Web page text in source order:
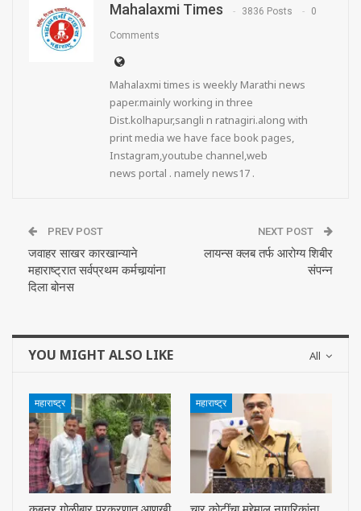
Mahalaxmi Times 3836 Posts 0
Comments
Mahalaxmi times is weekly Marathi news
paper.mainly working in three
Dist.kolhapur,sangli n ratnagiri.along with
print media we have face book pages,
Instagram,youtube channel,web
news portal . namely news17 .
PREV POST
जवाहर साखर कारखान्याने
महाराष्ट्रात सर्वप्रथम कर्मचार्‍यांना
दिला बोनस
NEXT POST
लायन्स क्लब तर्फ आरोग्य शिबीर
संपन्न
All
YOU MIGHT ALSO LIKE
महाराष्ट्र महाराष्ट्र